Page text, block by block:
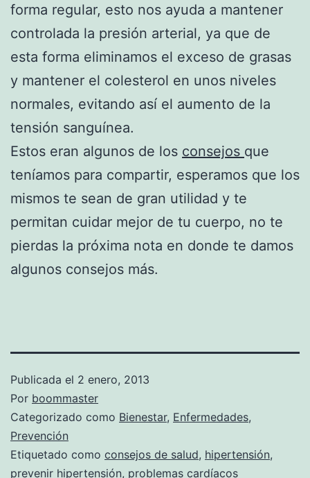
forma regular, esto nos ayuda a mantener
controlada la presión arterial, ya que de
esta forma eliminamos el exceso de grasas
y mantener el colesterol en unos niveles
normales, evitando así el aumento de la
tensión sanguínea.
Estos eran algunos de los consejos que
teníamos para compartir, esperamos que los
mismos te sean de gran utilidad y te
permitan cuidar mejor de tu cuerpo, no te
pierdas la próxima nota en donde te damos
algunos consejos más.
Publicada el 2 enero, 2013
Por boommaster
Categorizado como Bienestar, Enfermedades,
Prevención
Etiquetado como consejos de salud, hipertensión,
prevenir hipertensión, problemas cardíacos